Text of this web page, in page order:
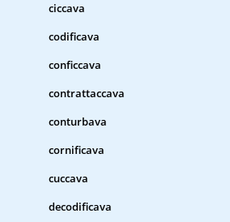
ciccava
codificava
conficcava
contrattaccava
conturbava
cornificava
cuccava
decodificava